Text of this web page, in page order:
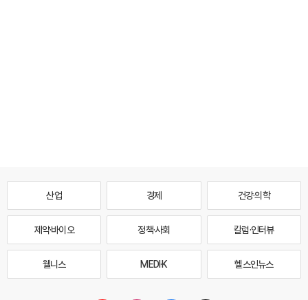
산업 경제 건강·의학
제약·바이오 정책·사회 칼럼·인터뷰
웰니스 MEDI·K 헬스인뉴스